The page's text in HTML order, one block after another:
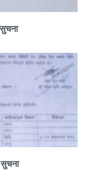
सुचना